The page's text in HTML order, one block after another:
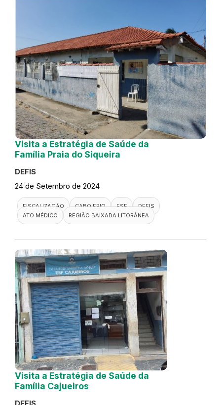
Visita a Estratégia de Saúde da
Família Praia do Siqueira
DEFIS
24 de Setembro de 2024
FISCALIZAÇÃO CABO FRIO ESF
DEFIS
ATO MÉDICO
REGIÃO BAIXADA LITORÂNEA
Visita a Estratégia de Saúde da
Família Cajueiros